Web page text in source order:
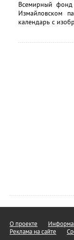
Всемирный
Измайловском
календарь с
О проекте
Реклама на сайте